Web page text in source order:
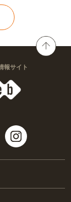
報サイト